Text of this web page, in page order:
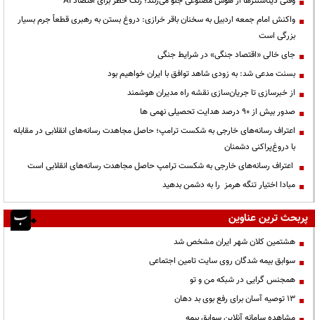
واکنش امام جمعه اردبیل به سخنان باقر خرازی: دروغ بستن به رهبری قطعاً جرم بسیار
بزرگی است
جای خالی «اقتصاد جنگی» در شرایط جنگی
بسنت مدعی شد: به زودی شاهد توافق با ایران خواهیم بود
از خبرسازی تا جریان‌سازی نقشه راه مدیران هوشمند
صدور بیش از ۹۰ درصد هدایت تحصیلی نهمی ها
اعتراف رسانه‌های خارجی به شکست ترامپ؛ حاصل مجاهدت رسانه‌های انقلابی در مقابله
با دروغ‌پراکنی دشمنان
اعتراف رسانه‌های خارجی به شکست ترامپ حاصل مجاهدت رسانه‌های انقلابی است
مبادا اختیار تنگه هرمز را به دشمن بدهید
پربحث ترین عناوین
هشتمین کلان شهر ایران مشخص شد
سوابق بیمه شدگان روی سایت تامین اجتماعی
همجنس گرایی در شبکه من و تو
13 توصیه آسان برای رفع بوی بد دهان